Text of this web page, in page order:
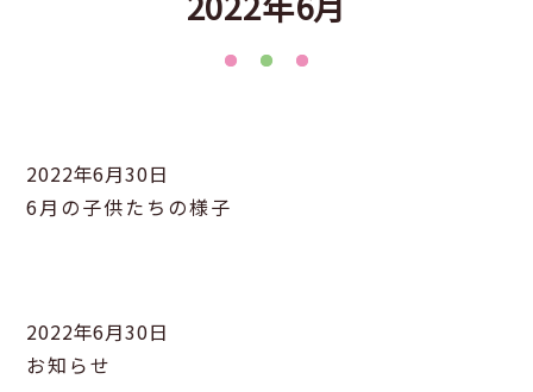
6月の子供たちの様子
2022年6月30日
お知らせ
2022年6月30日